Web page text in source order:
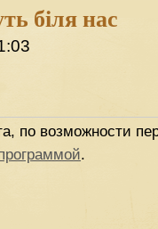
біля нас
по возможности
.